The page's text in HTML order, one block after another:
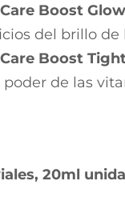
Boost Glow
del brillo de
Boost
poder de las
20ml